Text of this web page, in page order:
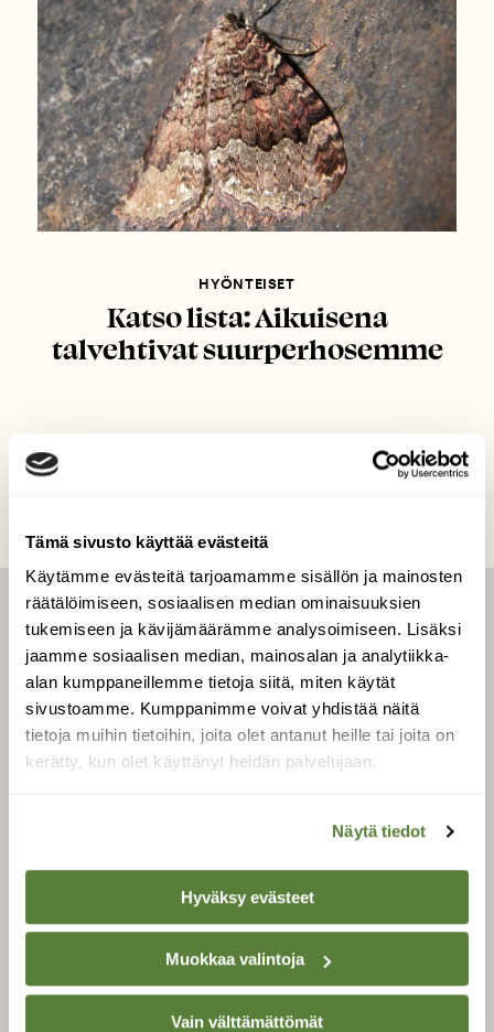
Tämä sivusto käyttää evästeitä
Käytämme evästeitä tarjoamamme sisällön ja mainosten
räätälöimiseen, sosiaalisen median ominaisuuksien
tukemiseen ja kävijämäärämme analysoimiseen. Lisäksi
jaamme sosiaalisen median, mainosalan ja analytiikka-
alan kumppaneillemme tietoja siitä, miten käytät
sivustoamme. Kumppanimme voivat yhdistää näitä
tietoja muihin tietoihin, joita olet antanut heille tai joita on
kerätty, kun olet käyttänyt heidän palvelujaan.
Näytä tiedot
Hyväksy evästeet
Muokkaa valintoja
Vain välttämättömät
HYÖNTEISET
Katso lista: Aikuisena
talvehtivat suurperhosemme
LEHTI
Uusin lehti
Tilaa Suomen Luonto
Tilaa digilukuoikeus
Äänestä parasta juttua
SUOMEN LUONNON­
Suomen Luonto -lehden
kustantaja onSuomen
luonnonsuojelu­liitto.